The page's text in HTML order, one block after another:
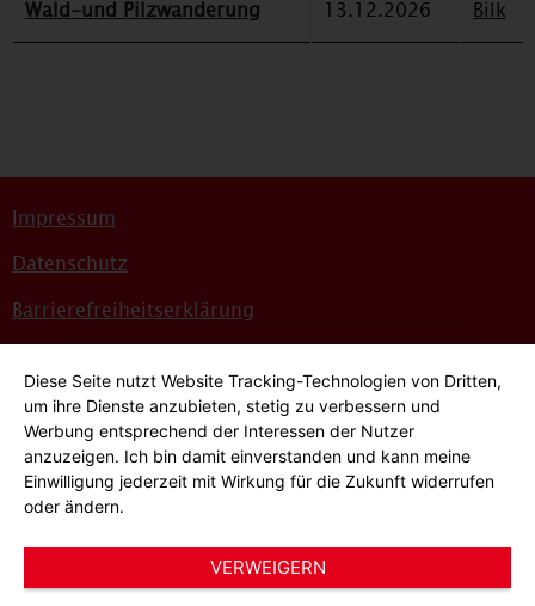
Wald-und Pilzwanderung
13.12.2026 Bilk
Impressum
Datenschutz
Barrierefreiheitserklärung
Bildnachweise
Hinweisgeber*innensystem
Cookie-Einstellungen
Diese Seite nutzt Website Tracking-Technologien von Dritten,
um ihre Dienste anzubieten, stetig zu verbessern und
Werbung entsprechend der Interessen der Nutzer
anzuzeigen. Ich bin damit einverstanden und kann meine
Einwilligung jederzeit mit Wirkung für die Zukunft widerrufen
oder ändern.
VERWEIGERN